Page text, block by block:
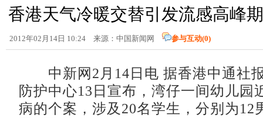
香港天气冷暖交替引发流感高峰
2012年02月14日 10:24 来源：中国新闻网 参与互动(0)
中新网2月14日电 据香港中通社
防护中心13日宣布，湾仔一间幼儿园
病的个案，涉及20名学生，分别为12